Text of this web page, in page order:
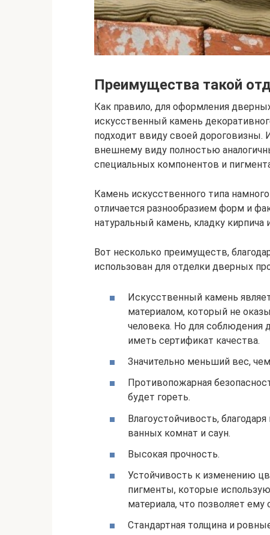
Преимущества такой
Как правило, для оформления
искусственный камень
подходит ввиду своей дороговизны.
внешнему виду полностью
специальных компонентов и
Камень искусственного типа
отличается разнообразием форм и
натуральный камень, кладку кирпича
Вот несколько преимуществ,
использован для отделки дверных
Искусственный камень
материалом, который не
человека. Но для соблюдения
иметь сертификат качества.
Значительно меньший вес,
Противопожарная
будет гореть.
Влагоустойчивость,
ванных комнат и саун.
Высокая прочность.
Устойчивость к изменению
пигменты, которые
материала, что позволяет
Стандартная толщина и